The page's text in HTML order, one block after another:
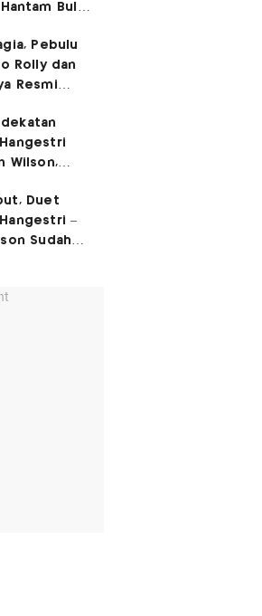
Bulu
Felisha!
Pebulu
Rolly dan
Resmi
Wilson,
Pantai!
Duet
–
Sudah